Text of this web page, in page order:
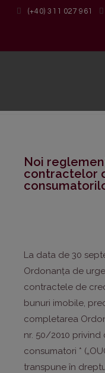
(+40) 311 027 961
Noi
contractelor
La data de 30
Ordonanța de
contractele de
bunuri imobile,
completarea
nr. 50/2010
consumatori *
transpune în